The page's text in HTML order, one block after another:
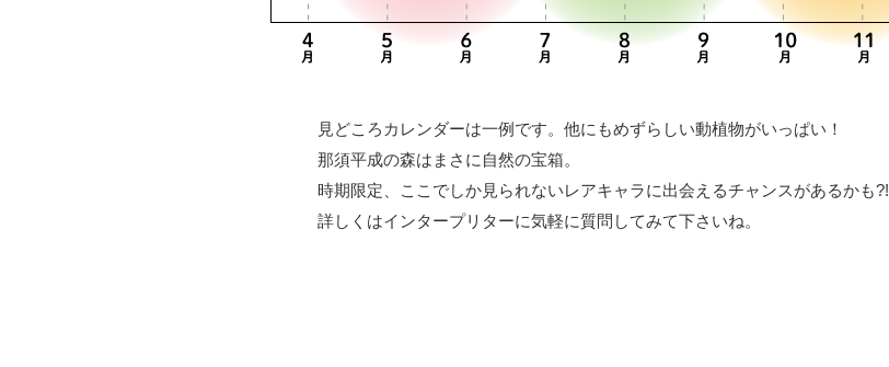
見どころカレンダーは一例です。他にもめずらしい動植物がいっぱい！
那須平成の森はまさに自然の宝箱。
時期限定、ここでしか見られないレアキャラに出会えるチャンスがあるかも?!
詳しくはインタープリターに気軽に質問してみて下さいね。